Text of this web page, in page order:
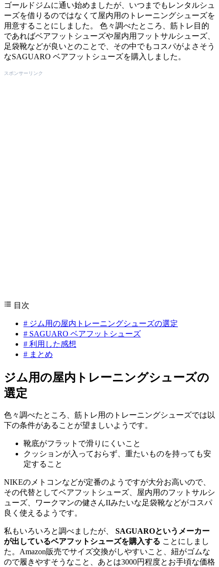
ゴールドジムに通い始めましたが、いつまでもレンタルシュ
ーズを借りるのではなくて屋内用のトレーニングシューズを
用意することにしました。 色々調べたところ、筋トレ目的
であればベアフットシューズや屋内用フットサルシューズ、
足袋靴などが良いとのことで、その中でもコスパがよさそう
なSAGUARO ベアフットシューズを購入しました。
スポンサーリンク
目次
# ジム用の屋内トレーニングシューズの選定
# SAGUARO ベアフットシューズ
# 利用した感想
# まとめ
ジム用の屋内トレーニングシューズの
選定
色々調べたところ、筋トレ用のトレーニングシューズでは以
下の条件があることが望ましいようです。
靴底がフラットで滑りにくいこと
クッションが入っておらず、重たいものを持っても安
定すること
NIKEのメトコンなどが定番のようですが大分お高いので、
その代替としてベアフットシューズ、屋内用のフットサルシ
ューズ、ワークマンの健さんIIみたいな足袋靴などがコスパ
良く使えるようです。
私もいろいろと調べましたが、 SAGUAROというメーカー
が出しているベアフットシューズを購入する ことにしまし
た。Amazon販売でサイズ交換がしやすいこと、紐がゴムな
ので履きやすそうなこと、あとは3000円程度とお手頃な価格